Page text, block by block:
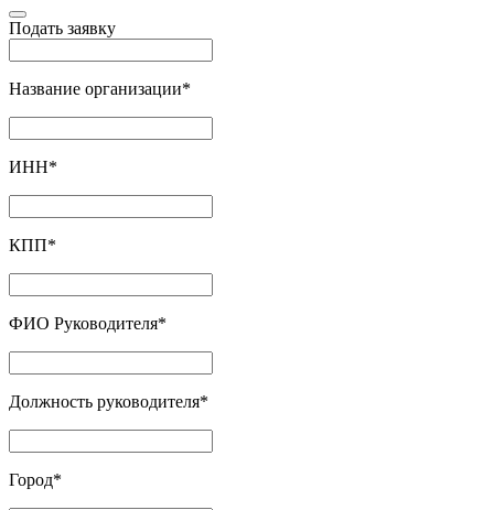
Подать заявку
Название организации*
ИНН*
КПП*
ФИО Руководителя*
Должность руководителя*
Город*